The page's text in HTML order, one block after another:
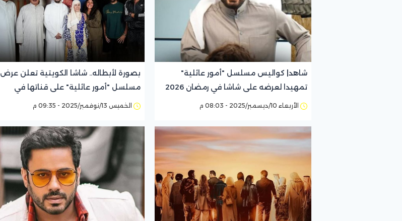
شاهد| كواليس مسلسل "أمور عائلية"
تمهيدا لعرضه على شاشا في رمضان 2026
الأربعاء 10/ديسمبر/2025 - 08:03 م
بصورة لأبطاله.. شاشا الكويتية تعلن عرض
مسلسل "أمور عائلية" على قناتها في
رمضان 2026الخميس 13/نوفمبر/2025 - 09:35 م